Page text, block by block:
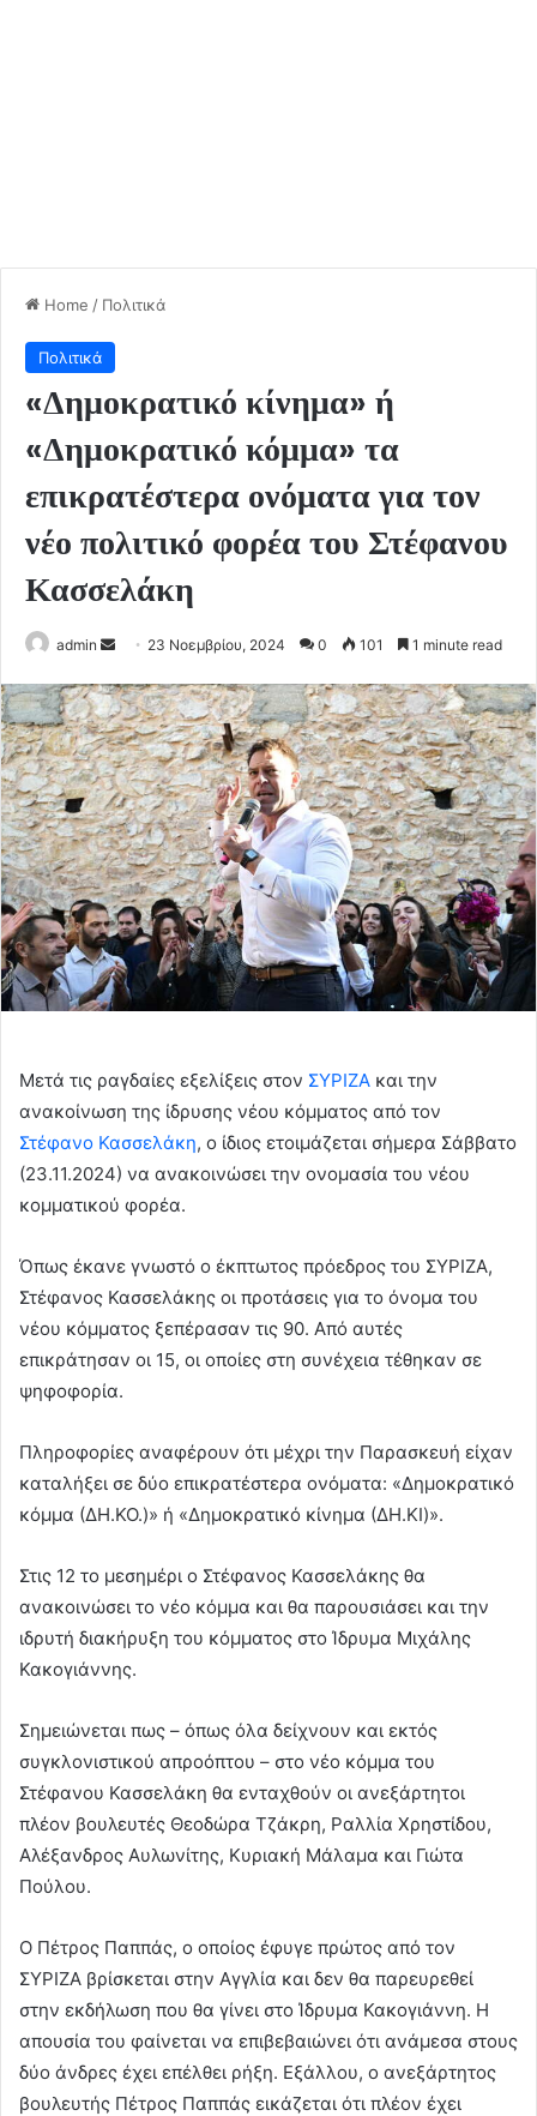
Home / Πολιτικά
Πολιτικά
«Δημοκρατικό κίνημα» ή
«Δημοκρατικό κόμμα» τα
επικρατέστερα ονόματα για τον
νέο πολιτικό φορέα του Στέφανου
Κασσελάκη
admin
Send
email
23 Νοεμβρίου, 2024 0 101 1 minute read
Μετά τις ραγδαίες εξελίξεις στον ΣΥΡΙΖΑ και την
ανακοίνωση της ίδρυσης νέου κόμματος από τον
Στέφανο Κασσελάκη, ο ίδιος ετοιμάζεται σήμερα Σάββατο
(23.11.2024) να ανακοινώσει την ονομασία του νέου
κομματικού φορέα.
Όπως έκανε γνωστό ο έκπτωτος πρόεδρος του ΣΥΡΙΖΑ,
Στέφανος Κασσελάκης οι προτάσεις για το όνομα του
νέου κόμματος ξεπέρασαν τις 90. Από αυτές
επικράτησαν οι 15, οι οποίες στη συνέχεια τέθηκαν σε
ψηφοφορία.
Πληροφορίες αναφέρουν ότι μέχρι την Παρασκευή είχαν
καταλήξει σε δύο επικρατέστερα ονόματα: «Δημοκρατικό
κόμμα (ΔΗ.ΚΟ.)» ή «Δημοκρατικό κίνημα (ΔΗ.ΚΙ)».
Στις 12 το μεσημέρι ο Στέφανος Κασσελάκης θα
ανακοινώσει το νέο κόμμα και θα παρουσιάσει και την
ιδρυτή διακήρυξη του κόμματος στο Ίδρυμα Μιχάλης
Κακογιάννης.
Σημειώνεται πως – όπως όλα δείχνουν και εκτός
συγκλονιστικού απροόπτου – στο νέο κόμμα του
Στέφανου Κασσελάκη θα ενταχθούν οι ανεξάρτητοι
πλέον βουλευτές Θεοδώρα Τζάκρη, Ραλλία Χρηστίδου,
Αλέξανδρος Αυλωνίτης, Κυριακή Μάλαµα και Γιώτα
Πούλου.
Ο Πέτρος Παππάς, ο οποίος έφυγε πρώτος από τον
ΣΥΡΙΖΑ βρίσκεται στην Αγγλία και δεν θα παρευρεθεί
στην εκδήλωση που θα γίνει στο Ίδρυμα Κακογιάννη. Η
απουσία του φαίνεται να επιβεβαιώνει ότι ανάμεσα στους
δύο άνδρες έχει επέλθει ρήξη. Εξάλλου, ο ανεξάρτητος
βουλευτής Πέτρος Παππάς εικάζεται ότι πλέον έχει